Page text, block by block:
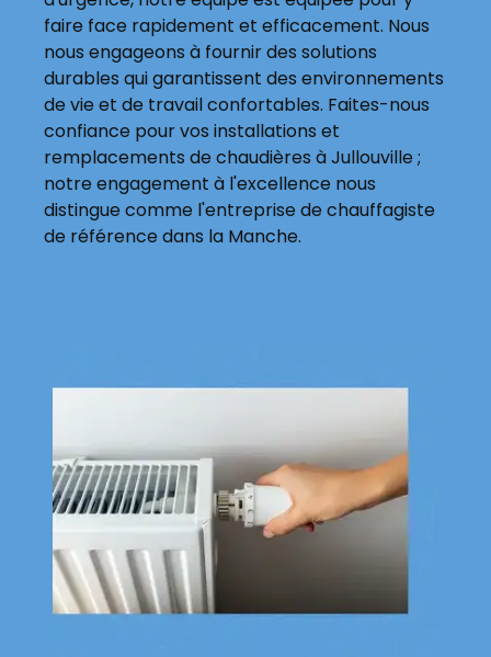
faire face rapidement et efficacement. Nous
nous engageons à fournir des solutions
durables qui garantissent des environnements
de vie et de travail confortables. Faites-nous
confiance pour vos installations et
remplacements de chaudières à Jullouville ;
notre engagement à l'excellence nous
distingue comme l'entreprise de chauffagiste
de référence dans la Manche.